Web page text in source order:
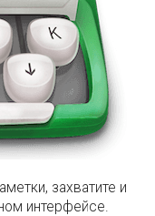
захватите и
интерфейсе.